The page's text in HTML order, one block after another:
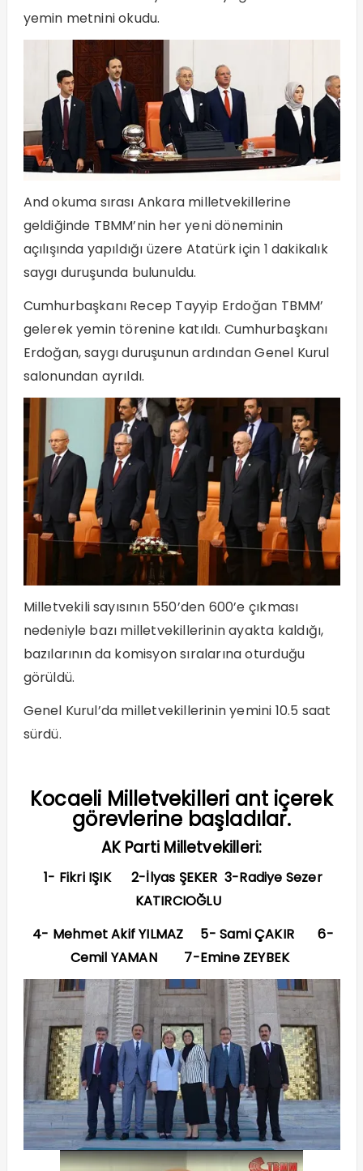
yemin metnini okudu.
And okuma sırası Ankara milletvekillerine
geldiğinde TBMM’nin her yeni döneminin
açılışında yapıldığı üzere Atatürk için 1 dakikalık
saygı duruşunda bulunuldu.
Cumhurbaşkanı Recep Tayyip Erdoğan TBMM’
gelerek yemin törenine katıldı. Cumhurbaşkanı
Erdoğan, saygı duruşunun ardından Genel Kurul
salonundan ayrıldı.
Milletvekili sayısının 550’den 600’e çıkması
nedeniyle bazı milletvekillerinin ayakta kaldığı,
bazılarının da komisyon sıralarına oturduğu
görüldü.
Genel Kurul’da milletvekillerinin yemini 10.5 saat
sürdü.
Kocaeli Milletvekilleri ant içerek
görevlerine başladılar.
AK Parti Milletvekilleri:
1- Fikri IŞIK 2-İlyas ŞEKER 3-Radiye Sezer
KATIRCIOĞLU
4- Mehmet Akif YILMAZ 5- Sami ÇAKIR 6-
Cemil YAMAN 7-Emine ZEYBEK